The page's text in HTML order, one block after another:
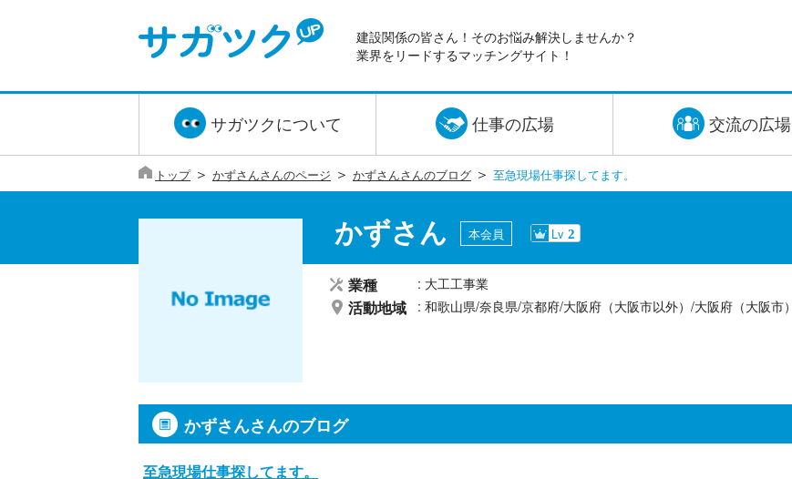
建設関係の皆さん！そのお悩み解決しませんか？
業界をリードするマッチングサイト！
サガツクについて 仕事の広場 交流の広場
トップ＞ かずさんさんのページ ＞ かずさんさんのブログ ＞ 至急現場仕事探してます。
かずさん 本会員 Lv 2
業種 大工工事業
活動地域 和歌山県/奈良県/京都府/大阪府（大阪市以外）/大阪府（大阪市）
かずさんさんのブログ
至急現場仕事探してます。